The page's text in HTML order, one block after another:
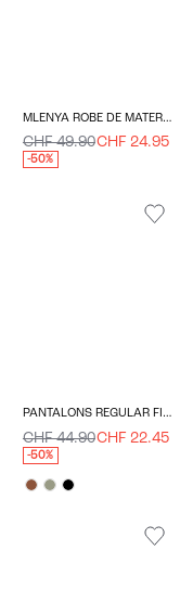
MLENYA ROBE DE MATERNITÉ
CHF 49.90CHF 24.95
-50%
PANTALONS REGULAR FIT TAILLE HAUTE
CHF 44.90CHF 22.45
-50%